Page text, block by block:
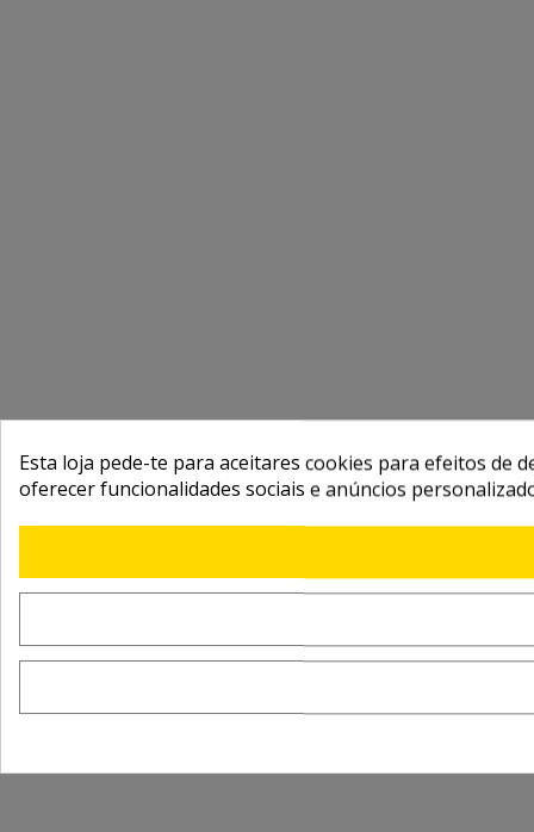
Esta loja pede-te para aceitares cookies para efeitos de
oferecer funcionalidades sociais e anúncios